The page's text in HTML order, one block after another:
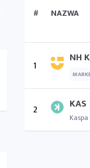
# NAZWA
1 NH
2 KAS
Kaspa